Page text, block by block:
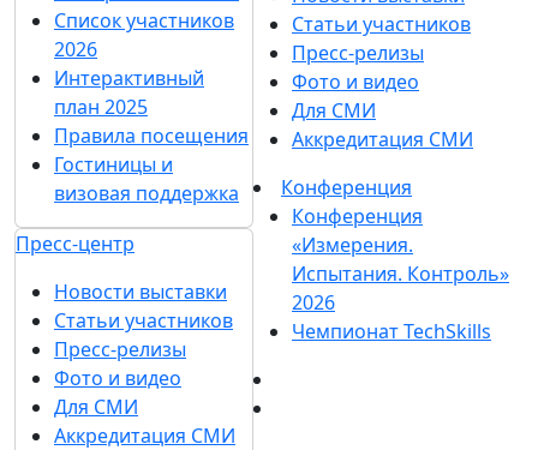
Список участников
2026
Интерактивный
план 2025
Правила посещения
Гостиницы и
визовая поддержка
Пресс-центр
Новости выставки
Статьи участников
Пресс-релизы
Фото и видео
Для СМИ
Аккредитация СМИ
Статьи участников
Пресс-релизы
Фото и видео
Для СМИ
Аккредитация СМИ
Конференция
Конференция
«Измерения.
Испытания. Контроль»
2026
Чемпионат TechSkills